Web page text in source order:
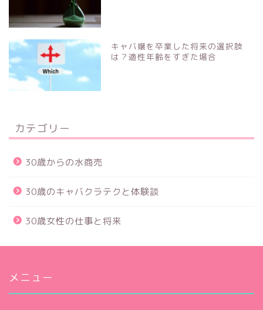
キャバ嬢を卒業した将来の選択肢
は？適性年齢をすぎた場合
カテゴリー
30歳からの水商売
30歳のキャバクラテクと体験談
30歳女性の仕事と将来
メニュー